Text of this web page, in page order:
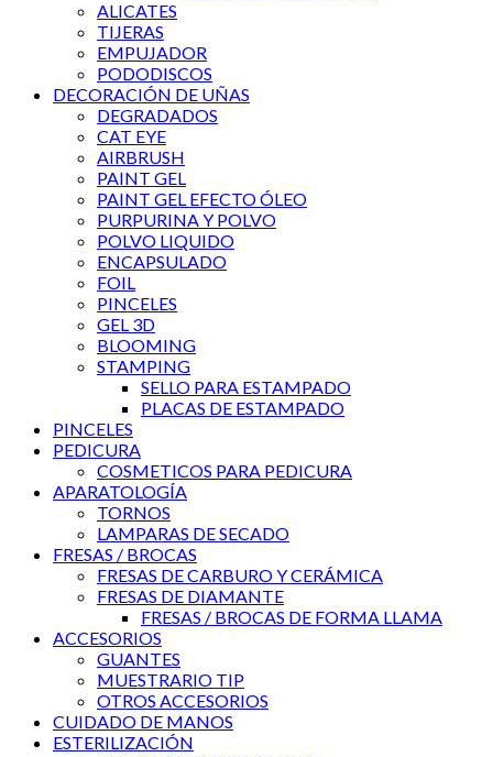
ALICATES
TIJERAS
EMPUJADOR
PODODISCOS
DECORACIÓN DE UÑAS
DEGRADADOS
CAT EYE
AIRBRUSH
PAINT GEL
PAINT GEL EFECTO ÓLEO
PURPURINA Y POLVO
POLVO LIQUIDO
ENCAPSULADO
FOIL
PINCELES
GEL 3D
BLOOMING
STAMPING
SELLO PARA ESTAMPADO
PLACAS DE ESTAMPADO
PINCELES
PEDICURA
COSMETICOS PARA PEDICURA
APARATOLOGÍA
TORNOS
LAMPARAS DE SECADO
FRESAS / BROCAS
FRESAS DE CARBURO Y CERÁMICA
FRESAS DE DIAMANTE
FRESAS / BROCAS DE FORMA LLAMA
ACCESORIOS
GUANTES
MUESTRARIO TIP
OTROS ACCESORIOS
CUIDADO DE MANOS
ESTERILIZACIÓN